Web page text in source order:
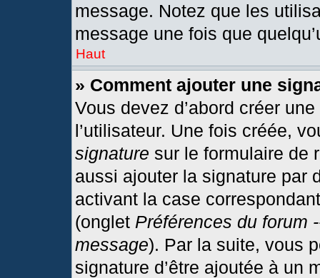
message. Notez que les
message une fois que
Haut
» Comment ajouter une
Vous devez d’abord créer
l’utilisateur. Une fois créée,
signature sur le formulaire de
aussi ajouter la signature par
activant la case
(onglet Préférences du forum
message). Par la suite, vous
signature d’être ajoutée à un